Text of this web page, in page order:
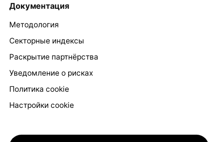
Документация
Методология
Секторные индексы
Раскрытие партнёрства
Уведомление о рисках
Политика cookie
Настройки cookie